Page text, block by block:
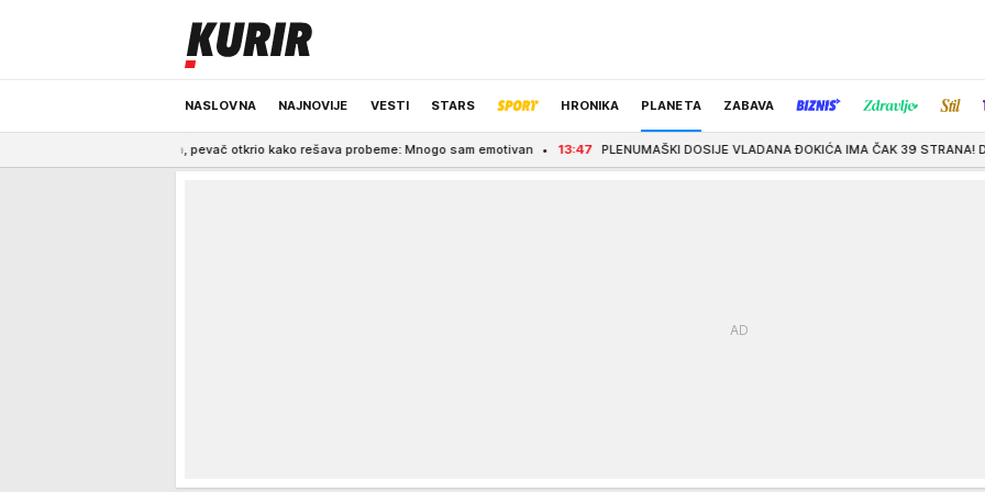
NASLOVNA NAJNOVIJE VESTI STARS HRONIKA PLANETA ZABAVA
ODRŽIVA BUDUĆNOST REGION NEWS IZBOR UREDNIKA
rastancima, pevač otkrio kako rešava probeme: Mnogo sam emotivan 13:47 PLENUMAŠKI DOSIJE VLADANA ĐOKIĆA IMA ČAK 39 STRANA! Do juče br. 1 na